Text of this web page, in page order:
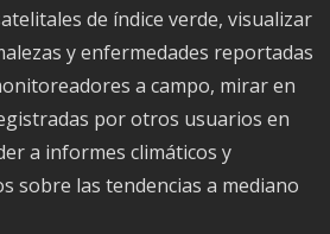
de índice verde, visualizar
y enfermedades reportadas
a campo, mirar en
por otros usuarios en
a informes climáticos y
sobre las tendencias a mediano